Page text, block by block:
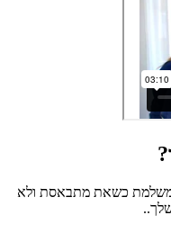
כשאת מתבאסת ולא